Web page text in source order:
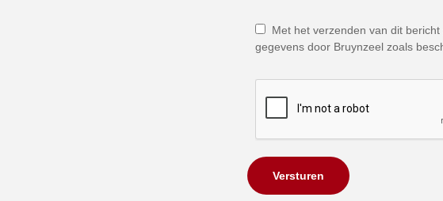
Met het verzenden van dit
gegevens door Bruynzeel zoals
Versturen